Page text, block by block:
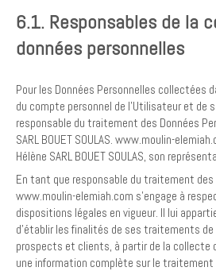
6.1. Responsables de la
données personnelles
Pour les Données Personnelles collectées
du compte personnel de l’Utilisateur et de
responsable du traitement des Données
SARL BOUET SOULAS. www.moulin-
Hélène SARL BOUET SOULAS, son
En tant que responsable du traitement des
www.moulin-elemiah.com s’engage à
dispositions légales en vigueur. Il lui
d’établir les finalités de ses traitements de
prospects et clients, à partir de la collecte
une information complète sur le traitement